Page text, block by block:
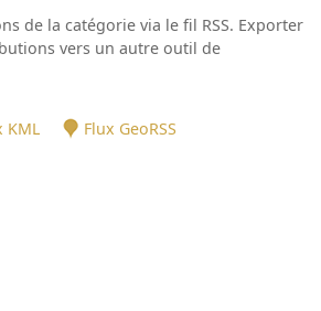
de la catégorie via le fil RSS. Exporter
vers un autre outil de
KML Flux GeoRSS